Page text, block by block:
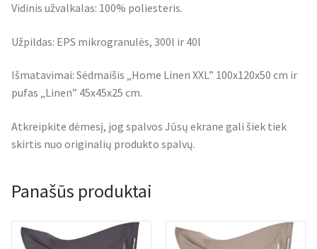
Vidinis užvalkalas: 100% poliesteris.
Užpildas: EPS mikrogranulės, 300l ir 40l
Išmatavimai: Sėdmaišis „Home Linen XXL” 100x120x50 cm ir
pufas „Linen” 45x45x25 cm.
Atkreipkite dėmesį, jog spalvos Jūsų ekrane gali šiek tiek
skirtis nuo originalių produkto spalvų.
Panašūs produktai